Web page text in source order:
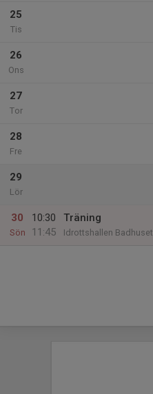
25
Tis
26
Ons
27
Tor
28
Fre
29
Lör
30
Sön
10:30
11:45
Träning
Idrottshallen Badhuset